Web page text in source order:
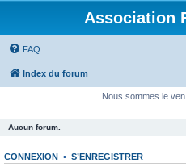
Association
FAQ
Index du forum
Nous sommes le
Aucun forum.
CONNEXION • S’ENREGISTRER